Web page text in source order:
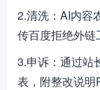
2.清洗：AI内容
传百度拒绝外链
3.申诉：通过站
表，附整改说明